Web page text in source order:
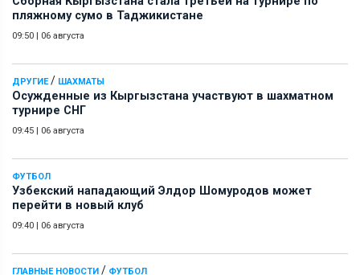
пляжному сумо в Таджикистане
09:50 | 06 августа
ДРУГИЕ/ ШАХМАТЫ
Осужденные из Кыргызстана участвуют в шахматном
турнире СНГ
09:45 | 06 августа
ФУТБОЛ
Узбекский нападающий Элдор Шомуродов может
перейти в новый клуб
09:40 | 06 августа
ГЛАВНЫЕ НОВОСТИ / ФУТБОЛ